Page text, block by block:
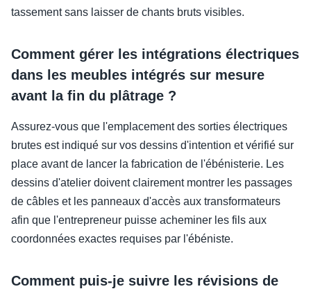
tassement sans laisser de chants bruts visibles.
Comment gérer les intégrations électriques
dans les meubles intégrés sur mesure
avant la fin du plâtrage ?
Assurez-vous que l'emplacement des sorties électriques
brutes est indiqué sur vos dessins d'intention et vérifié sur
place avant de lancer la fabrication de l'ébénisterie. Les
dessins d'atelier doivent clairement montrer les passages
de câbles et les panneaux d'accès aux transformateurs
afin que l'entrepreneur puisse acheminer les fils aux
coordonnées exactes requises par l'ébéniste.
Comment puis-je suivre les révisions de